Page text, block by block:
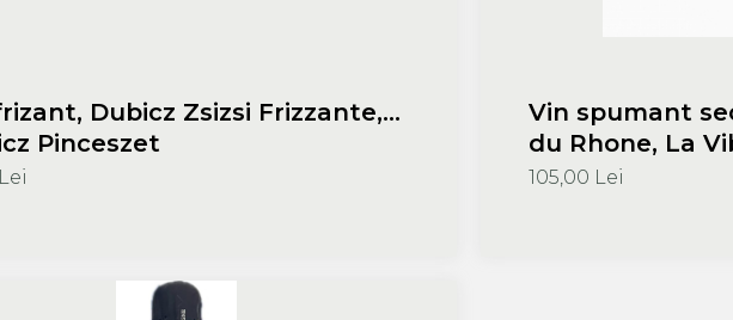
Dubicz Zsizsi Frizzante,
Pinceszet
Vin spumant
du Rhone, La
Brut, Jalan
105,00 Lei